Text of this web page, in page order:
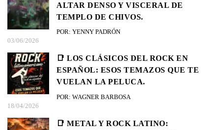
ALTAR DENSO Y VISCERAL DE
TEMPLO DE CHIVOS.
POR: YENNY PADRÓN
03/06/2026
📑 LOS CLÁSICOS DEL ROCK EN
ESPAÑOL: ESOS TEMAZOS QUE TE
VUELAN LA PELUCA.
POR: WAGNER BARBOSA
18/04/2026
📑 METAL Y ROCK LATINO: